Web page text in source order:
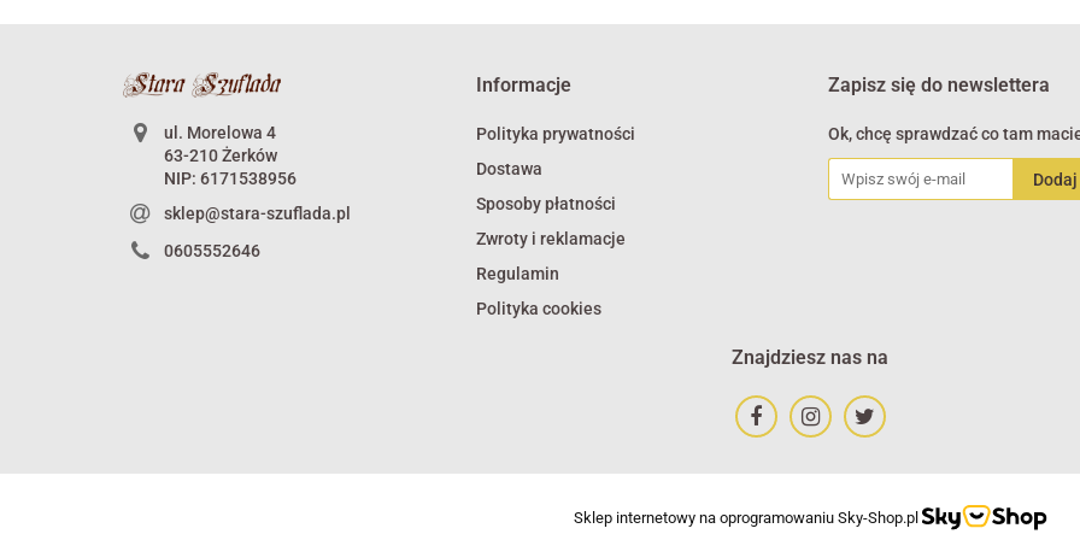
ul. Morelowa 4
63-210 Żerków
NIP: 6171538956
sklep@stara-szuflada.pl
0605552646
Informacje
Polityka prywatności
Dostawa
Sposoby płatności
Zwroty i reklamacje
Regulamin
Polityka cookies
Zapisz się do newslettera
Ok, chcę sprawdzać co tam
Znajdziesz nas na
Sklep internetowy na oprogramowaniu Sky-Shop.pl